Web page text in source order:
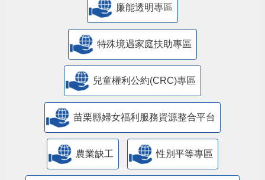
廉能透明專區
特殊境遇家庭扶助專區
兒童權利公約(CRC)專區
苗栗縣婦女福利服務資源整合平台
農業缺工 性別平等專區